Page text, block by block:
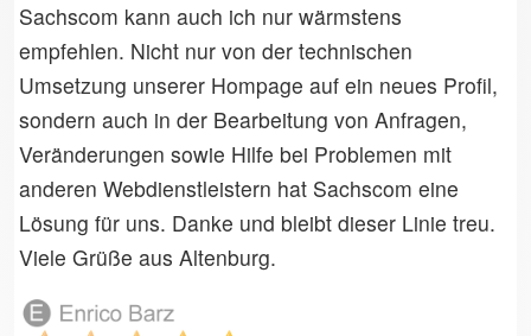
Sachscom kann auch ich nur wärmstens
empfehlen. Nicht nur von der technischen
Umsetzung unserer Hompage auf ein neues Profil,
sondern auch in der Bearbeitung von Anfragen,
Veränderungen sowie Hilfe bei Problemen mit
anderen Webdienstleistern hat Sachscom eine
Lösung für uns. Danke und bleibt dieser Linie treu.
Viele Grüße aus Altenburg.